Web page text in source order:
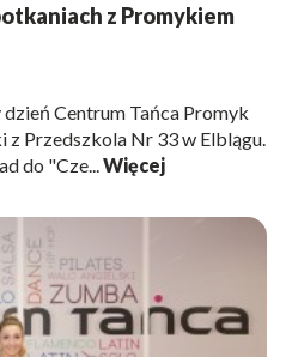
z Promykiem
Centrum Tańca Promyk
z Przedszkola Nr 33 w Elblągu.
do "Cze...Więcej